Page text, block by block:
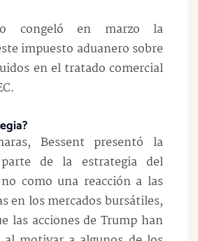
congeló en marzo la
impuesto aduanero sobre
en el tratado comercial
Bessent presentó la
de la estrategia del
como una reacción a las
en los mercados bursátiles,
las acciones de Trump han